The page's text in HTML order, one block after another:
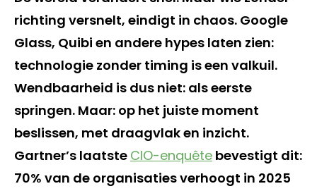
richting versnelt, eindigt in chaos. Google
Glass, Quibi en andere hypes laten zien:
technologie zonder timing is een valkuil.
Wendbaarheid is dus niet: als eerste
springen. Maar: op het juiste moment
beslissen, met draagvlak en inzicht.
Gartner’s laatste CIO-enquête bevestigt dit:
70% van de organisaties verhoogt in 2025